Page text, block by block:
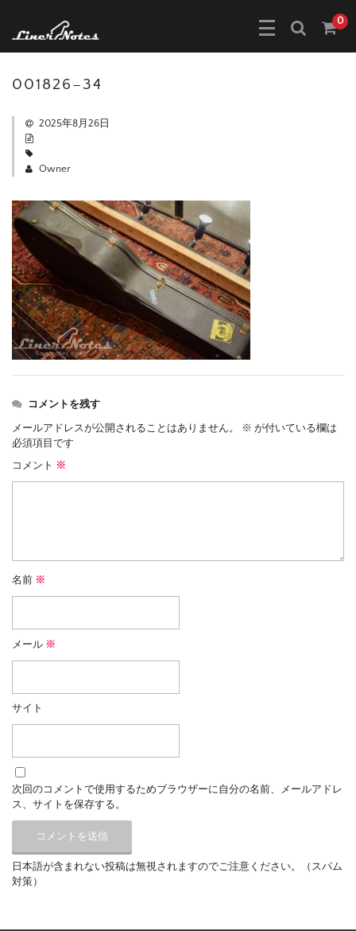
0
001826–34
2025年8月26日
Owner
コメントを残す
メールアドレスが公開されることはありません。 ※ が付いている欄は
必須項目です
コメント ※
名前 ※
メール ※
サイト
次回のコメントで使用するためブラウザーに自分の名前、メールアドレ
ス、サイトを保存する。
日本語が含まれない投稿は無視されますのでご注意ください。（スパム
対策）